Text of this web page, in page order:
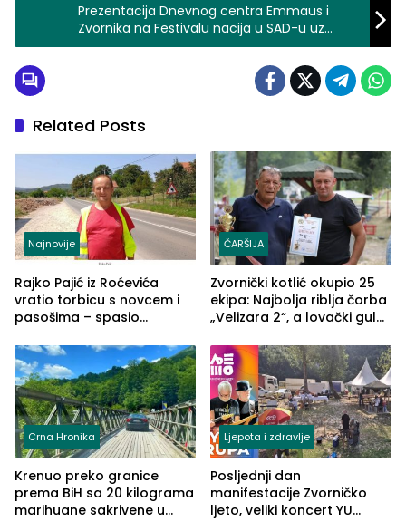
Prezentacija Dnevnog centra Emmaus i
Zvornika na Festivalu nacija u SAD-u uz
zvorničke šljive
Related Posts
Najnovije
Rajko Pajić iz Roćevića
vratio torbicu s novcem i
pasošima – spasio
Grčkoj
ČARŠIJA
Zvornički kotlić okupio 25
ekipa: Najbolja riblja čorba
„Velizara 2“, a lovački gulaš
Crna Hronika
Krenuo preko granice
prema BiH sa 20 kilograma
marihuane sakrivene u
Ljepota i zdravlje
Posljednji dan
manifestacije Zvorničko
ljeto, veliki koncert YU